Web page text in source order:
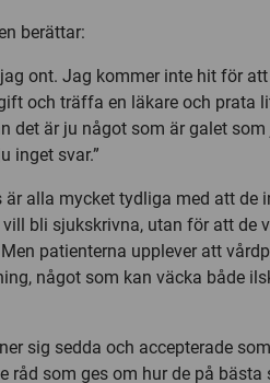
berättar:
ont. Jag kommer inte hit för
och träffa en läkare och prata
det är ju något som är galet
inget svar.”
alla mycket tydliga med att de
bli sjukskrivna, utan för att de
patienterna upplever att
något som kan väcka både
sig sedda och accepterade
råd som ges om hur de på bästa